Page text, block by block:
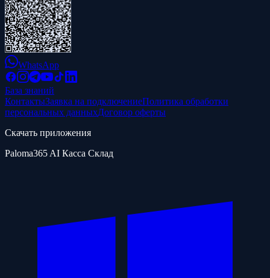
WhatsApp
База знаний
КонтактыЗаявка на подключениеПолитика обработки
персональных данныхДоговор оферты
Скачать приложения
Paloma365 AI Касса Склад